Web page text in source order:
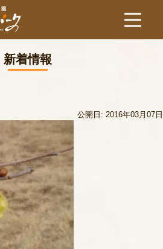
新着情報
公開日: 2016年03月07日